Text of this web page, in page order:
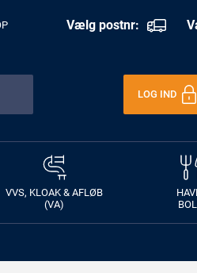
Vælg postnr:
LOG IND
VVS, KLOAK & AFLØB
(VA)